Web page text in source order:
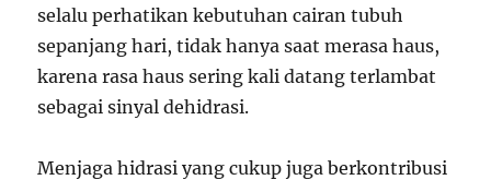
selalu perhatikan kebutuhan cairan tubuh
sepanjang hari, tidak hanya saat merasa haus,
karena rasa haus sering kali datang terlambat
sebagai sinyal dehidrasi.
Menjaga hidrasi yang cukup juga berkontribusi